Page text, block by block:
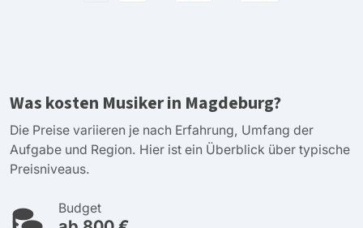
Was kosten Musiker in Magdeburg?
Die Preise variieren je nach Erfahrung, Umfang der
Aufgabe und Region. Hier ist ein Überblick über typische
Preisniveaus.
Budget